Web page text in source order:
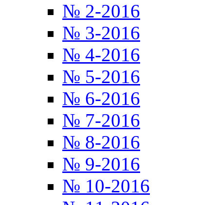
№ 2-2016
№ 3-2016
№ 4-2016
№ 5-2016
№ 6-2016
№ 7-2016
№ 8-2016
№ 9-2016
№ 10-2016